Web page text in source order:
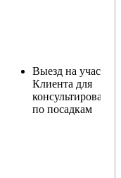
Выезд на участок
Клиента для
консультирования
по посадкам